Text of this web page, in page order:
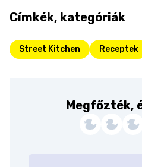
Címkék, kategóriák
Street Kitchen Receptek
Megfőzték,